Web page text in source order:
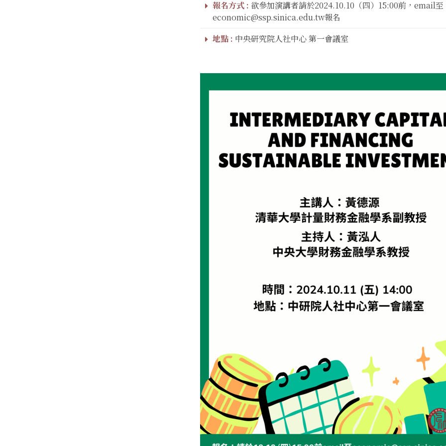
報名方式 : 欲參加演講者請於2024.10.10（四）15:00前，email至
economic@ssp.sinica.edu.tw報名
地點 : 中央研究院人社中心 第一會議室